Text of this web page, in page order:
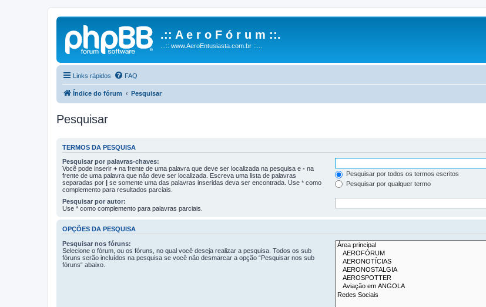
.:: A e r o F ó r u m ::.
...:: www.AeroEntusiasta.com.br ::...
Links rápidos FAQ
Índice do fórum Pesquisar
Pesquisar
TERMOS DA PESQUISA
Pesquisar por palavras-chaves:
Você pode inserir + na frente de uma palavra que deve ser localizada na pesquisa e - na
frente de uma palavra que não deve ser localizada. Escreva uma lista de palavras
separadas por | se somente uma das palavras inseridas deva ser encontrada. Use * como
complemento para resultados parciais.
Pesquisar por todos os termos escritos
Pesquisar por qualquer termo
Pesquisar por autor:
Use * como complemento para palavras parciais.
OPÇÕES DA PESQUISA
Pesquisar nos fóruns:
Selecione o fórum, ou os fóruns, no qual você deseja realizar a pesquisa. Todos os sub
fóruns serão incluídos na pesquisa se você não desmarcar a opção “Pesquisar nos sub
fóruns“ abaixo.